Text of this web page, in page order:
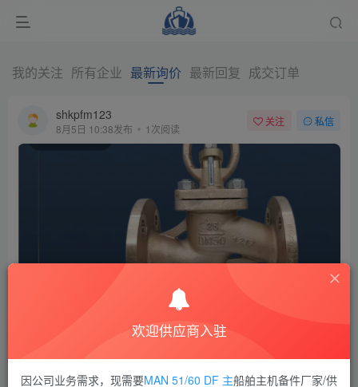
我的关注 所有企业 最新询价 最新回复 成交订单
shkpfm123
8月5日 10:38发布 1次阅读
关注 私信
GB/T587为普通截止阀
- 基础售价：505元，支付宝限时立减8元
持7天无理由退货、信用卡支付...
欢迎供应商入驻
因公司业务需求，现需要MAN 51/60 DF 主船舶主机备件厂家/供